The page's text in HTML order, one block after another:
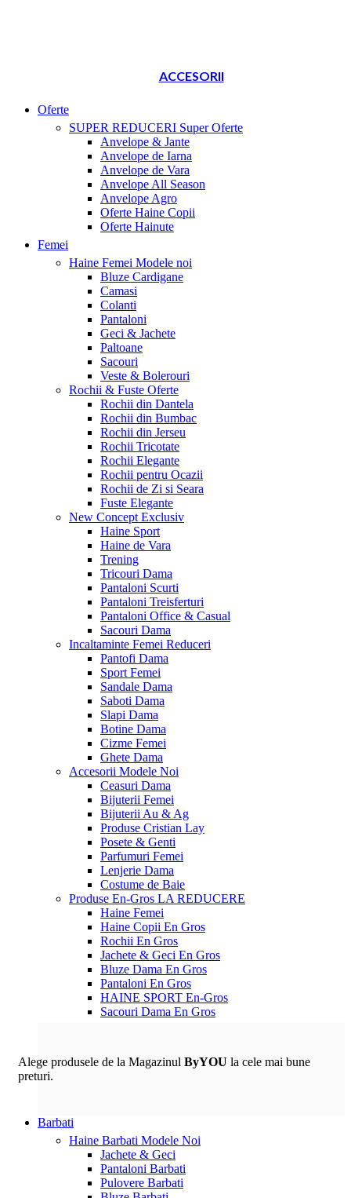
ACCESORII
Oferte
SUPER REDUCERI Super Oferte
Anvelope & Jante
Anvelope de Iarna
Anvelope de Vara
Anvelope All Season
Anvelope Agro
Oferte Haine Copii
Oferte Hainute
Femei
Haine Femei Modele noi
Bluze Cardigane
Camasi
Colanti
Pantaloni
Geci & Jachete
Paltoane
Sacouri
Veste & Bolerouri
Rochii & Fuste Oferte
Rochii din Dantela
Rochii din Bumbac
Rochii din Jerseu
Rochii Tricotate
Rochii Elegante
Rochii pentru Ocazii
Rochii de Zi si Seara
Fuste Elegante
New Concept Exclusiv
Haine Sport
Haine de Vara
Trening
Tricouri Dama
Pantaloni Scurti
Pantaloni Treisferturi
Pantaloni Office & Casual
Sacouri Dama
Incaltaminte Femei Reduceri
Pantofi Dama
Sport Femei
Sandale Dama
Saboti Dama
Slapi Dama
Botine Dama
Cizme Femei
Ghete Dama
Accesorii Modele Noi
Ceasuri Dama
Bijuterii Femei
Bijuterii Au & Ag
Produse Cristian Lay
Posete & Genti
Parfumuri Femei
Lenjerie Dama
Costume de Baie
Produse En-Gros LA REDUCERE
Haine Femei
Haine Copii En Gros
Rochii En Gros
Jachete & Geci En Gros
Bluze Dama En Gros
Pantaloni En Gros
HAINE SPORT En-Gros
Sacouri Dama En Gros
Alege produsele de la Magazinul ByYOU la cele mai bune
preturi.
Barbati
Haine Barbati Modele Noi
Jachete & Geci
Pantaloni Barbati
Pulovere Barbati